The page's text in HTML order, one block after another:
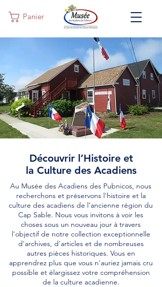
Panier
Découvrir l’Histoire et
la Culture des Acadiens
Au Musée des Acadiens des Pubnicos, nous
recherchons et préservons l'histoire et la
culture des acadiens de l’ancienne région du
Cap Sable. Nous vous invitons à voir les
choses sous un nouveau jour à travers
l'objectif de notre collection exceptionnelle
d'archives, d'articles et de nombreuses
autres pièces historiques. Vous en
apprendrez plus que vous n'auriez jamais cru
possible et élargissez votre compréhension
de la culture acadienne.